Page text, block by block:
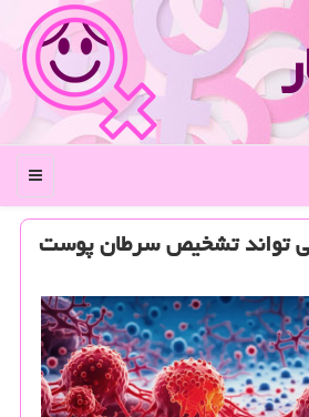
منو
تواند تشخیص سرطان پوست